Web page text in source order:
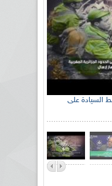
تحي الذكرى 59 لبسط السيادة على